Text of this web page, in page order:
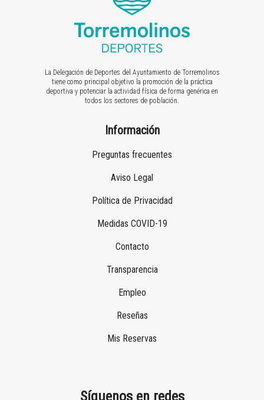
La Delegación de Deportes del Ayuntamiento de Torremolinos
tiene como principal objetivo la promoción de la práctica
deportiva y potenciar la actividad física de forma genérica en
todos los sectores de población.
Información
Preguntas frecuentes
Aviso Legal
Política de Privacidad
Medidas COVID-19
Contacto
Transparencia
Empleo
Reseñas
Mis Reservas
Síguenos en redes